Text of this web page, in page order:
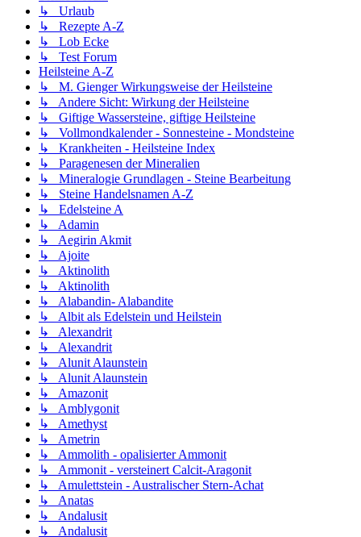
↳ Urlaub
↳ Rezepte A-Z
↳ Lob Ecke
↳ Test Forum
Heilsteine A-Z
↳ M. Gienger Wirkungsweise der Heilsteine
↳ Andere Sicht: Wirkung der Heilsteine
↳ Giftige Wassersteine, giftige Heilsteine
↳ Vollmondkalender - Sonnesteine - Mondsteine
↳ Krankheiten - Heilsteine Index
↳ Paragenesen der Mineralien
↳ Mineralogie Grundlagen - Steine Bearbeitung
↳ Steine Handelsnamen A-Z
↳ Edelsteine A
↳ Adamin
↳ Aegirin Akmit
↳ Ajoite
↳ Aktinolith
↳ Aktinolith
↳ Alabandin- Alabandite
↳ Albit als Edelstein und Heilstein
↳ Alexandrit
↳ Alexandrit
↳ Alunit Alaunstein
↳ Alunit Alaunstein
↳ Amazonit
↳ Amblygonit
↳ Amethyst
↳ Ametrin
↳ Ammolith - opalisierter Ammonit
↳ Ammonit - versteinert Calcit-Aragonit
↳ Amulettstein - Australischer Stern-Achat
↳ Anatas
↳ Andalusit
↳ Andalusit